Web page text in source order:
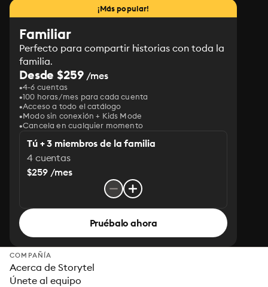
¡Más popular!
Familiar
Perfecto para compartir historias con toda la
familia.
Desde $259/mes
4-6 cuentas
100 horas/mes para cada cuenta
Acceso a todo el catálogo
Modo sin conexión + Kids Mode
Cancela en cualquier momento
Tú + 3 miembros de la familia
4 cuentas
$259 /mes
Pruébalo ahora
COMPAÑÍA
Acerca de Storytel
Únete al equipo